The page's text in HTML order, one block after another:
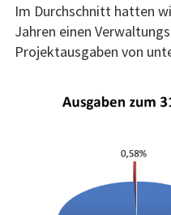
Im Durchschnitt hatten
Jahren einen
Projektausgaben von